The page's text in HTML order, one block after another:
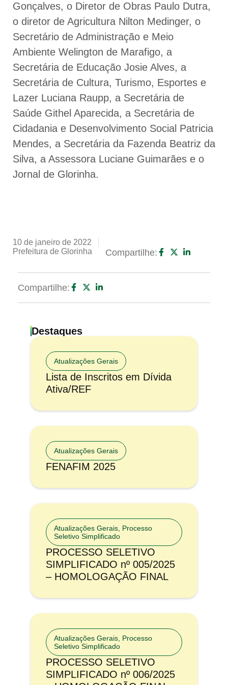
Gonçalves, o Diretor de Obras Paulo Dutra,
o diretor de Agricultura Nilton Medinger, o
Secretário de Administração e Meio
Ambiente Welington de Marafigo, a
Secretária de Educação Josie Alves, a
Secretária de Cultura, Turismo, Esportes e
Lazer Luciana Raupp, a Secretária de
Saúde Githel Aparecida, a Secretária de
Cidadania e Desenvolvimento Social Patricia
Mendes, a Secretária da Fazenda Beatriz da
Silva, a Assessora Luciane Guimarães e o
Jornal de Glorinha.
10 de janeiro de 2022
Prefeitura de Glorinha
Compartilhe:
Compartilhe:
Destaques
Atualizações Gerais
Lista de Inscritos em Dívida
Ativa/REF
Atualizações Gerais
FENAFIM 2025
Atualizações Gerais Processo
Seletivo Simplificado
PROCESSO SELETIVO
SIMPLIFICADO nº 005/2025
– HOMOLOGAÇÃO FINAL
Atualizações Gerais Processo
Seletivo Simplificado
PROCESSO SELETIVO
SIMPLIFICADO nº 006/2025